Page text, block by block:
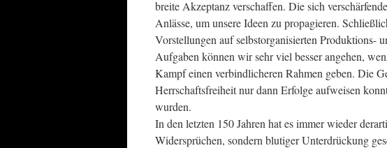
breite Akzeptanz verschaffen. Die sich
Anlässe, um unsere Ideen zu propagieren.
Vorstellungen auf selbstorganisierten Produktions-
Aufgaben können wir sehr viel besser angehen,
Kampf einen verbindlicheren Rahmen geben. Die
Herrschaftsfreiheit nur dann Erfolge aufweisen
wurden.
In den letzten 150 Jahren hat es immer wieder
Widersprüchen, sondern blutiger Unterdrückung